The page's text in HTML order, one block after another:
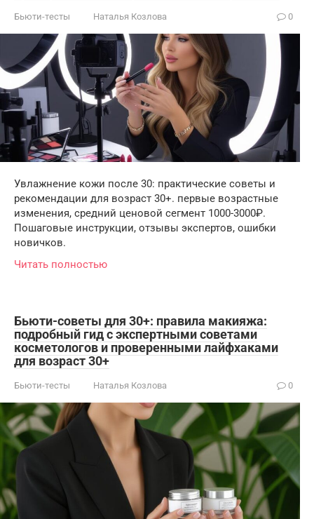
Бьюти-тесты Наталья Козлова 0
Увлажнение кожи после 30: практические советы и
рекомендации для возраст 30+. первые возрастные
изменения, средний ценовой сегмент 1000-3000₽.
Пошаговые инструкции, отзывы экспертов, ошибки
новичков.
Читать полностью
Бьюти-советы для 30+: правила макияжа:
подробный гид с экспертными советами
косметологов и проверенными лайфхаками
для возраст 30+
Бьюти-тесты Наталья Козлова 0